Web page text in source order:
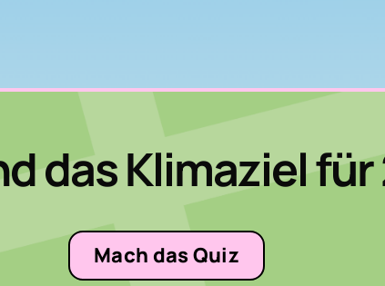
das Klimaziel
Mach das Quiz